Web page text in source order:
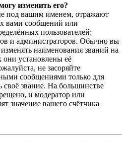
изменить его?
под вашим именем, отражают
вами сообщений или
пользователей:
и администраторов. Обычно вы
наименования званий на
они установлены её
не засоряйте
сообщениями только для
своё звание. На большинстве
и модератор или
значение вашего счётчика